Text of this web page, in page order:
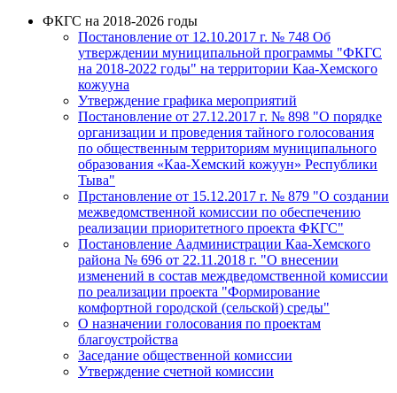
ФКГС на 2018-2026 годы
Постановление от 12.10.2017 г. № 748 Об
утверждении муниципальной программы "ФКГС
на 2018-2022 годы" на территории Каа-Хемского
кожууна
Утверждение графика мероприятий
Постановление от 27.12.2017 г. № 898 "О порядке
организации и проведения тайного голосования
по общественным территориям муниципального
образования «Каа-Хемский кожуун» Республики
Тыва"
Прстановление от 15.12.2017 г. № 879 "О создании
межведомственной комиссии по обеспечению
реализации приоритетного проекта ФКГС"
Постановление Аадминистрации Каа-Хемского
района № 696 от 22.11.2018 г. "О внесении
изменений в состав междведомственной комиссии
по реализации проекта "Формирование
комфортной городской (сельской) среды"
О назначении голосования по проектам
благоустройства
Заседание общественной комиссии
Утверждение счетной комиссии